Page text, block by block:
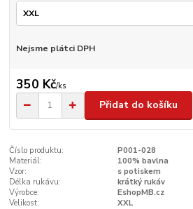
Nejsme plátci DPH
350 Kč/ks
Přidat do košíku
Číslo produktu:
P001-028
Materiál:
100% bavlna
Vzor:
s potiskem
Délka rukávu:
krátký rukáv
Výrobce:
EshopMB.cz
Velikost:
XXL